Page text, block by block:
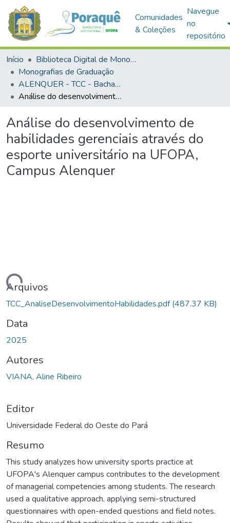
Comunidades
& Coleções
Navegue
no
repositório
Início
Biblioteca Digital de Monografias (BDM)
Monografias de Graduação
ALENQUER - TCC - Bacharelado em Administração
Análise do desenvolvimento de habilidades gerenciais através do esporte universitário na UFOPA, Campus Alenquer
Análise do desenvolvimento de
habilidades gerenciais através do
esporte universitário na UFOPA,
Campus Alenquer
Arquivos
TCC_AnaliseDesenvolvimentoHabilidades.pdf(487.37 KB)
Data
2025
Autores
VIANA, Aline Ribeiro
Editor
Universidade Federal do Oeste do Pará
Resumo
This study analyzes how university sports practice at
UFOPA's Alenquer campus contributes to the development
of managerial competencies among students. The research
used a qualitative approach, applying semi-structured
questionnaires with open-ended questions and field notes.